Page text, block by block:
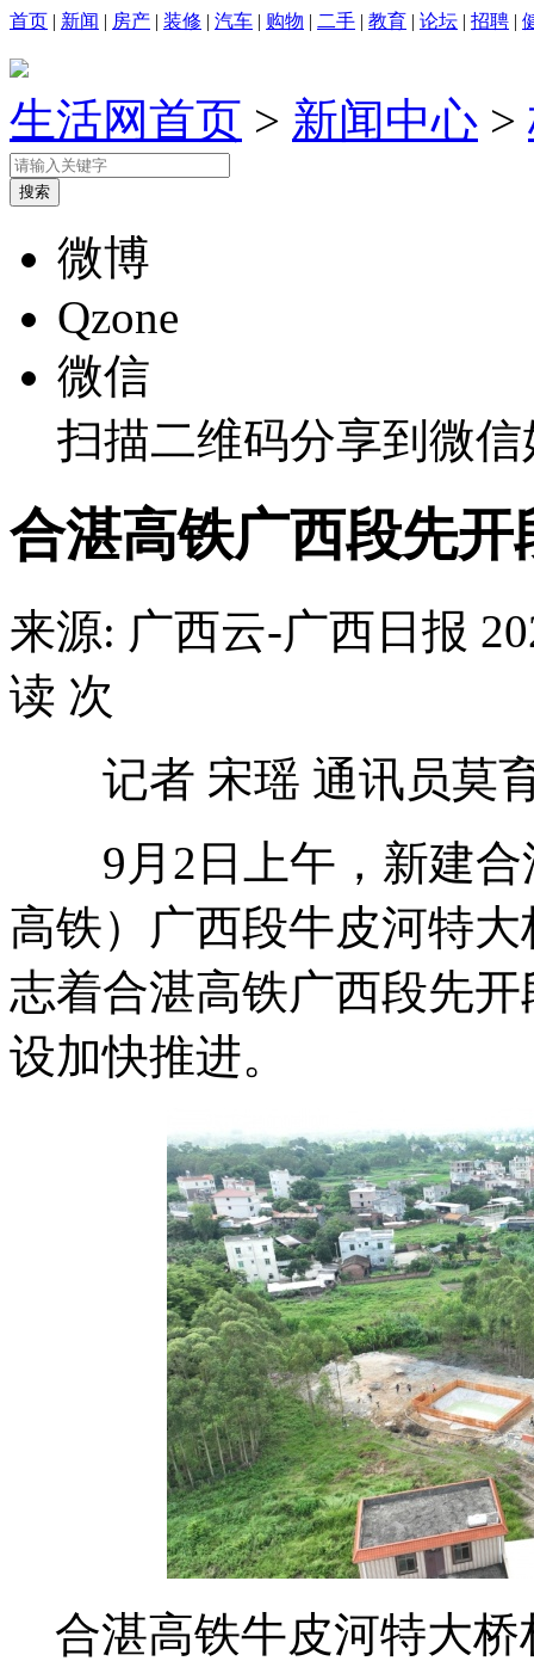
首页 | 新闻 | 房产 | 装修 | 汽车 | 购物 | 二手 | 教育 | 论坛 | 招聘 |
生活网首页 > 新闻中心 >
微博
Qzone
微信
扫描二维码分享到微
合湛高铁广西段先
来源: 广西云-广西日报
读 次
记者 宋瑶 通讯员莫
9月2日上午，新建合
高铁）广西段牛皮河特
志着合湛高铁广西段先
设加快推进。
合湛高铁牛皮河特大